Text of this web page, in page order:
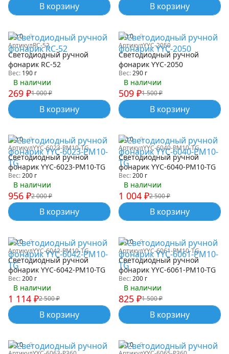
В корзину В корзину
0.0
0
АртикулRC-52
Светодиодный ручной
фонарик RC-52
Вес: 190 г
В наличии
1 000₽
269 ₽
В корзину
0.0
0
АртикулYYC-2050
Светодиодный ручной
фонарик YYC-2050
Вес:290 г
В наличии
1 500₽
509 ₽
В корзину
0.0
0
АртикулYYC-6023-PM10-TG
Светодиодный ручной
фонарик YYC-6023-PM10-TG
Вес:200 г
В наличии
2 000₽
956 ₽
В корзину
0.0
0
АртикулYYC-6040-PM10-TG
Светодиодный ручной
фонарик YYC-6040-PM10-TG
Вес:200 г
В наличии
2 500₽
1 004 ₽
В корзину
0.0
0
АртикулYYC-6042-PM10-TG
Светодиодный ручной
фонарик YYC-6042-PM10-TG
Вес:200 г
В наличии
2 500₽
1 114 ₽
В корзину
0.0
0
АртикулYYC-6061-PM10-TG
Светодиодный ручной
фонарик YYC-6061-PM10-TG
Вес:200 г
В наличии
1 500₽
825 ₽
В корзину
0.0
0
0.0
0